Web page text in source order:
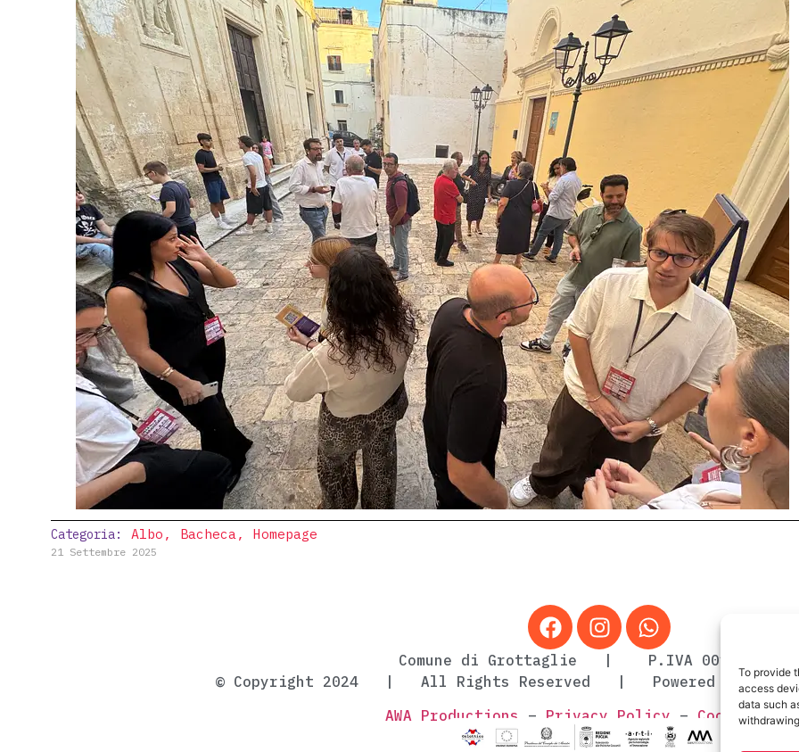
To provide
access
data such
Categoria: Albo , Bacheca, Homepage
21 Settembre 2025
Comune di Grottaglie | P.IVA 00117380733
© Copyright 2024 | All Rights Reserved | Powered byUff.
AWA Productions – Privacy Policy – Cookie